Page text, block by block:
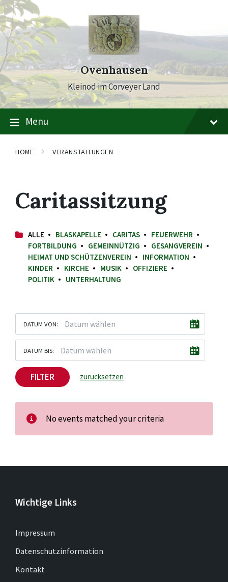
Skip
to
content
Skip
to
main
navigation
Skip
to
footer
Ovenhausen
Kleinod im Corveyer Land
Menu
HOME VERANSTALTUNGEN
Caritassitzung
ALLE BLASKAPELLE CARITAS
FEUERWEHR
FORTBILDUNG
GEMEINNÜTZIG
GESANGVEREIN
HEIMAT UND SCHÜTZENVEREIN
INFORMATION
KINDER
KIRCHE MUSIK
OFFIZIERE
POLITIK
UNTERHALTUNG
DATUM VON:
DATUM BIS:
FILTER zurücksetzen
No events matched your criteria
Wichtige Links
Impressum
Datenschutzinformation
Kontakt